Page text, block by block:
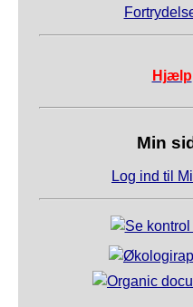
Hjælp
Min
Log ind til